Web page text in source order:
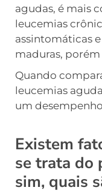
agudas, é mais
leucemias
assintomáticas
maduras,
Quando
leucemias
um
Existem
se trata do
sim, quais